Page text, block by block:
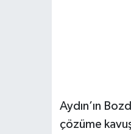
Aydın’ın
çözüme